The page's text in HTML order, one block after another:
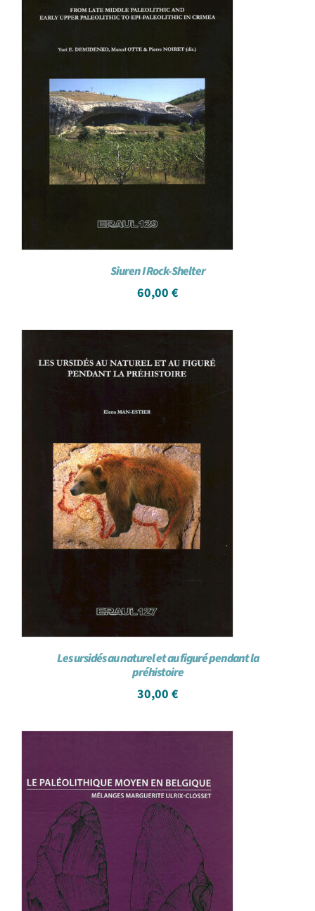
Siuren I Rock-Shelter
60,00 €
Les ursidés au naturel et au figuré pendant la
préhistoire
30,00 €